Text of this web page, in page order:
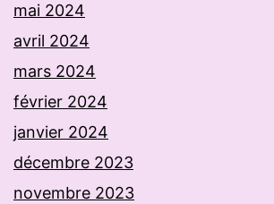
mai 2024
avril 2024
mars 2024
février 2024
janvier 2024
décembre 2023
novembre 2023